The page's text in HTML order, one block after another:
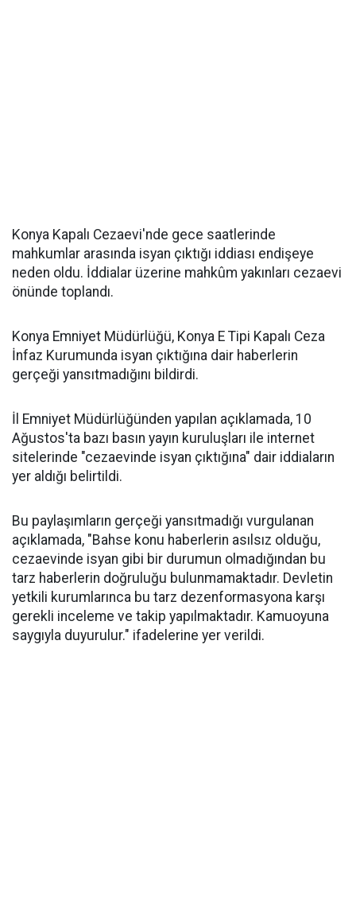
Konya Kapalı Cezaevi'nde gece saatlerinde
mahkumlar arasında isyan çıktığı iddiası endişeye
neden oldu. İddialar üzerine mahkûm yakınları cezaevi
önünde toplandı.
Konya Emniyet Müdürlüğü, Konya E Tipi Kapalı Ceza
İnfaz Kurumunda isyan çıktığına dair haberlerin
gerçeği yansıtmadığını bildirdi.
İl Emniyet Müdürlüğünden yapılan açıklamada, 10
Ağustos'ta bazı basın yayın kuruluşları ile internet
sitelerinde "cezaevinde isyan çıktığına" dair iddiaların
yer aldığı belirtildi.
Bu paylaşımların gerçeği yansıtmadığı vurgulanan
açıklamada, "Bahse konu haberlerin asılsız olduğu,
cezaevinde isyan gibi bir durumun olmadığından bu
tarz haberlerin doğruluğu bulunmamaktadır. Devletin
yetkili kurumlarınca bu tarz dezenformasyona karşı
gerekli inceleme ve takip yapılmaktadır. Kamuoyuna
saygıyla duyurulur." ifadelerine yer verildi.